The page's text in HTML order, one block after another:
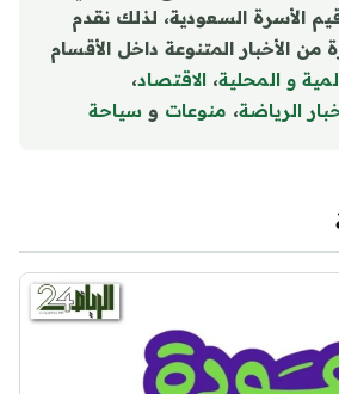
الأسرة السعودية، لذلك نقدم
الأخبار المتنوعة داخل الأقسام
و المحلية، الاقتصاد،
الرياضة، منوعات و سياحة